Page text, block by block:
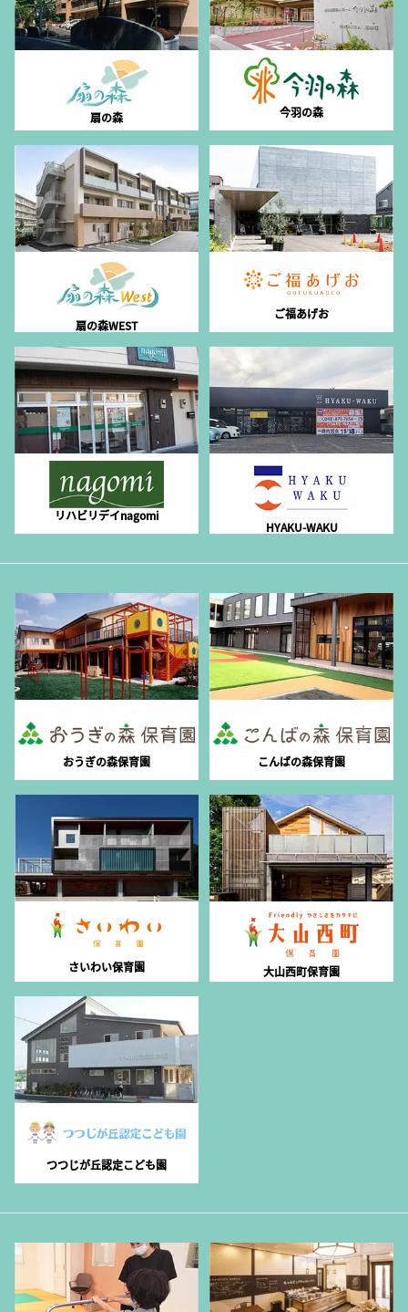
扇の森 今羽の森
扇の森WEST
ご福あげお
リハビリデイnagomi
HYAKU-WAKU
おうぎの森保育園 こんばの森保育園
さいわい保育園 大山西町保育園
つつじが丘認定こども園